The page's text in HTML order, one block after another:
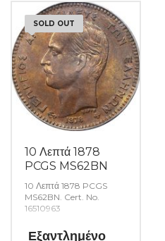
SOLD OUT
10 Λεπτά 1878
PCGS MS62BN
10 Λεπτά 1878 PCGS
MS62BN. Cert. No.
16510963
Εξαντλημένο